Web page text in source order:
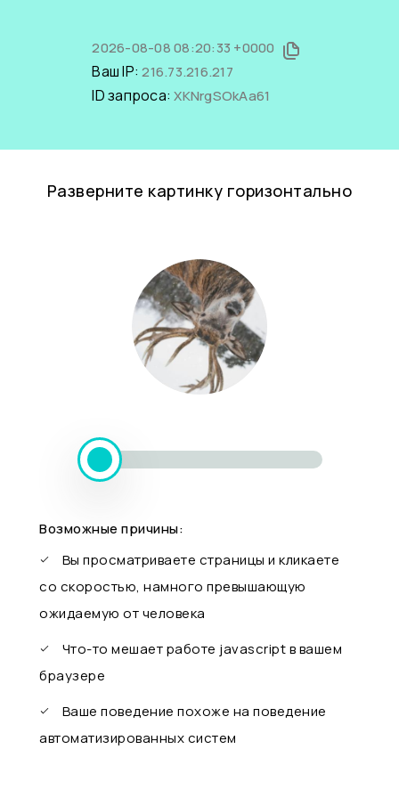
2026-08-08 08:20:33 +0000
Ваш IP:216.73.216.217
ID запроса:XKNrgSOkAa61
Разверните картинку горизонтально
Возможные причины:
Вы просматриваете страницы и кликаете
со скоростью, намного превышающую
ожидаемую от человека
Что-то мешает работе javascript в вашем
браузере
Ваше поведение похоже на поведение
автоматизированных систем